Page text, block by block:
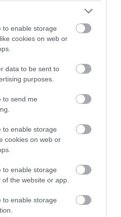
to enable storage
cookies on web or
data to be sent to
purposes.
to send me
to enable storage
cookies on web or
to enable storage
the website or app.
to enable storage
6 hollót kell a
ha látszólag semmi értelme nincs.